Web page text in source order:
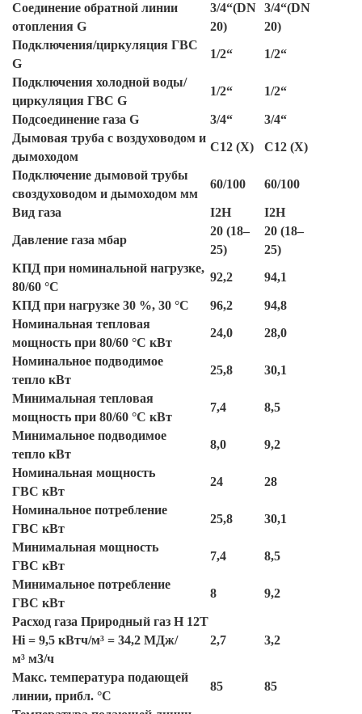
Соединение обратной линии
отопления G
3/4“(DN
20)
3/4“(DN
20)
Подключения/циркуляция ГВС
G
1/2“ 1/2“
Подключения холодной воды/
циркуляция ГВС G
1/2“ 1/2“
Подсоединение газа G 3/4“
3/4“
Дымовая труба с воздуховодом и
дымоходом
C12 (X) C12 (X)
Подключение дымовой трубы
своздуховодом и дымоходом мм
60/100 60/100
Вид газа I2H
I2H
Давление газа мбар
20 (18–
25)
20 (18–
25)
КПД при номинальной нагрузке,
80/60 °C
92,2 94,1
КПД при нагрузке 30 %, 30 °C 96,2
94,8
Номинальная тепловая
мощность при 80/60 °C кВт
24,0 28,0
Номинальное подводимое
тепло кВт
25,8 30,1
Минимальная тепловая
мощность при 80/60 °C кВт
7,4 8,5
Минимальное подводимое
тепло кВт
8,0 9,2
Номинальная мощность
ГВС кВт
24 28
Номинальное потребление
ГВС кВт
25,8 30,1
Минимальная мощность
ГВС кВт
7,4 8,5
Минимальное потребление
ГВС кВт
8 9,2
Расход газа Природный газ H 12T
Hi = 9,5 кВтч/м³ = 34,2 МДж/
м³ м3/ч
2,7 3,2
Макс. температура подающей
линии, прибл. °C
85 85